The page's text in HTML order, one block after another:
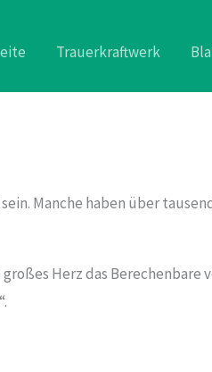
Trauerkraftwerk
Manche haben über
Herz das